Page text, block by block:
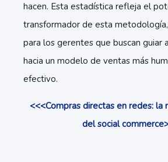
hacen. Esta estadística refleja el
transformador de esta
para los gerentes que buscan guiar
hacia un modelo de ventas más
efectivo.
<<<Compras directas en redes: la
del social